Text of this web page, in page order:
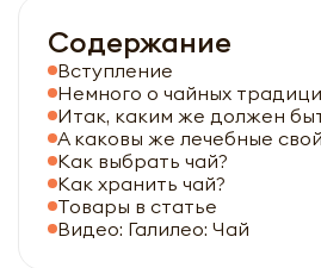
Содержание
Вступление
Немного о чайных
Итак, каким же должен
А каковы же лечебные
Как выбрать чай?
Как хранить чай?
Товары в статье
Видео: Галилео: Чай